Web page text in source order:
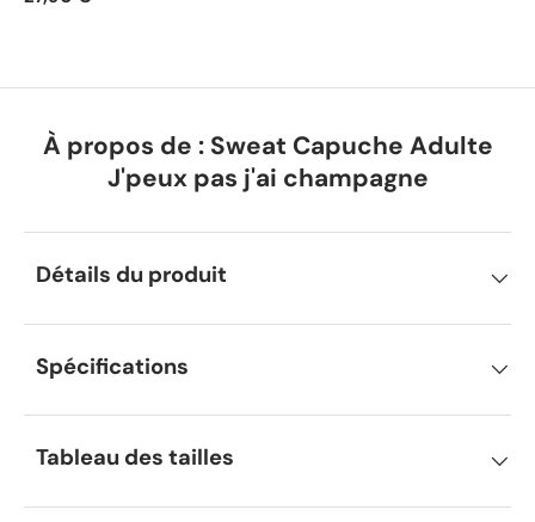
À propos de : Sweat Capuche Adulte
J'peux pas j'ai champagne
Détails du produit
Spécifications
Tableau des tailles